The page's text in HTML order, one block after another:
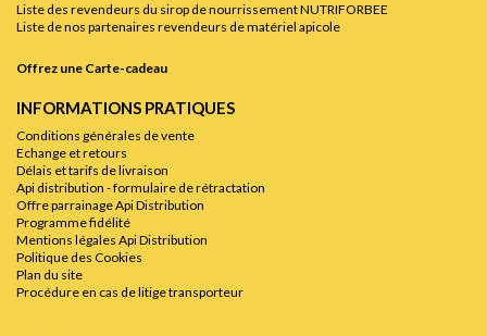
Liste des revendeurs du sirop de nourrissement NUTRIFORBEE
Liste de nos partenaires revendeurs de matériel apicole
Offrez une Carte-cadeau
INFORMATIONS PRATIQUES
Conditions générales de vente
Echange et retours
Délais et tarifs de livraison
Api distribution - formulaire de rétractation
Offre parrainage Api Distribution
Programme fidélité
Mentions légales Api Distribution
Politique des Cookies
Plan du site
Procédure en cas de litige transporteur